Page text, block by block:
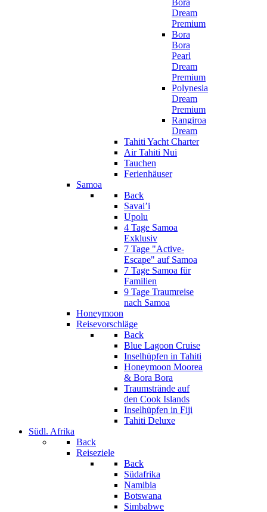
Bora
Dream
Premium
Bora
Bora
Pearl
Dream
Premium
Polynesia
Dream
Premium
Rangiroa
Dream
Tahiti Yacht Charter
Air Tahiti Nui
Tauchen
Ferienhäuser
Samoa
Back
Savai’i
Upolu
4 Tage Samoa
Exklusiv
7 Tage "Active-
Escape" auf Samoa
7 Tage Samoa für
Familien
9 Tage Traumreise
nach Samoa
Honeymoon
Reisevorschläge
Back
Blue Lagoon Cruise
Inselhüpfen in Tahiti
Honeymoon Moorea
& Bora Bora
Traumstrände auf
den Cook Islands
Inselhüpfen in Fiji
Tahiti Deluxe
Südl. Afrika
Back
Reiseziele
Back
Südafrika
Namibia
Botswana
Simbabwe